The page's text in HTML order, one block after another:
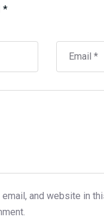
*
email, and website in